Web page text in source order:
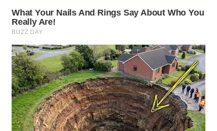
WN DELI
SERDANG
WN
TEBING
TINGGI
WN
PAKPAK